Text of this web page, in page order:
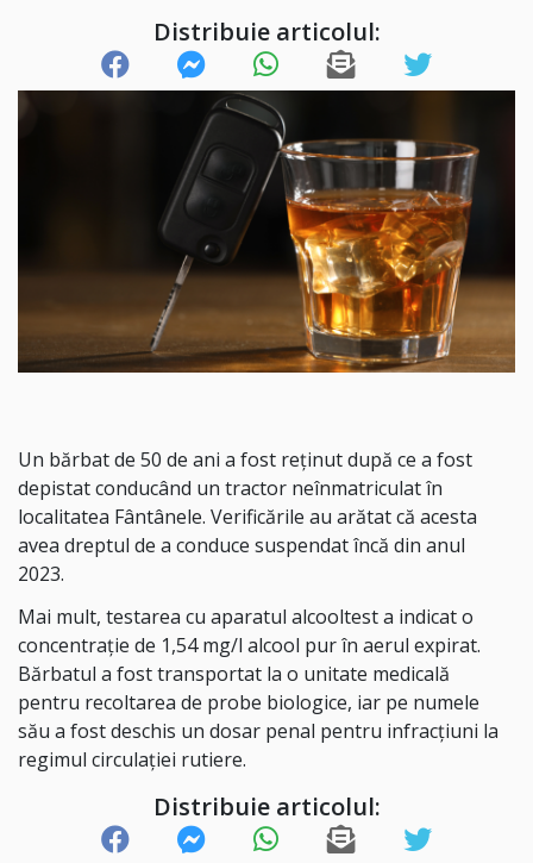
Distribuie articolul:
Un bărbat de 50 de ani a fost reținut după ce a fost
depistat conducând un tractor neînmatriculat în
localitatea Fântânele. Verificările au arătat că acesta
avea dreptul de a conduce suspendat încă din anul
2023.
Mai mult, testarea cu aparatul alcooltest a indicat o
concentrație de 1,54 mg/l alcool pur în aerul expirat.
Bărbatul a fost transportat la o unitate medicală
pentru recoltarea de probe biologice, iar pe numele
său a fost deschis un dosar penal pentru infracțiuni la
regimul circulației rutiere.
Distribuie articolul: